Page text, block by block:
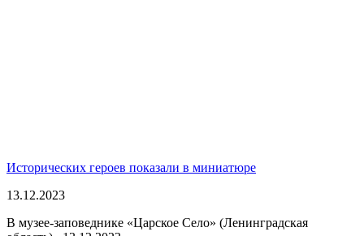
Исторических героев показали в миниатюре
13.12.2023
В музее-заповеднике «Царское Село» (Ленинградская